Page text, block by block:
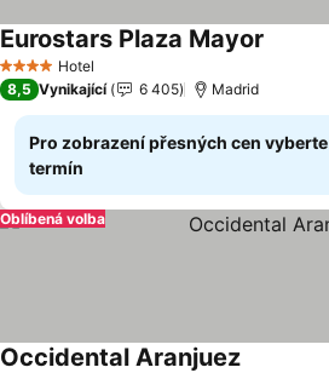
4 Počet hvězdiček
Hotel
Eurostars Plaza Mayor
8,5 Vynikající 6 405 Madrid
Pro zobrazení přesných cen vyberte
termín
Oblíbená volba
Occidental Aranjuez